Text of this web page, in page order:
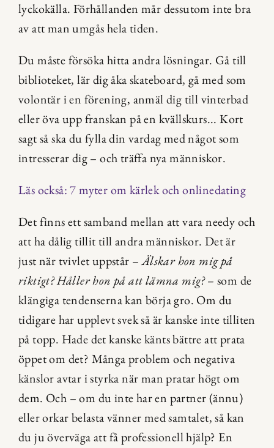
lyckokälla. Förhållanden mår dessutom inte bra
av att man umgås hela tiden.
Du måste försöka hitta andra lösningar. Gå till
biblioteket, lär dig åka skateboard, gå med som
volontär i en förening, anmäl dig till vinterbad
eller öva upp franskan på en kvällskurs... Kort
sagt så ska du fylla din vardag med något som
intresserar dig – och träffa nya människor.
Läs också: 7 myter om kärlek och onlinedating
Det finns ett samband mellan att vara needy och
att ha dålig tillit till andra människor. Det är
just när tvivlet uppstår – Älskar hon mig på
riktigt? Håller hon på att lämna mig? – som de
klängiga tendenserna kan börja gro. Om du
tidigare har upplevt svek så är kanske inte tilliten
på topp. Hade det kanske känts bättre att prata
öppet om det? Många problem och negativa
känslor avtar i styrka när man pratar högt om
dem. Och – om du inte har en partner (ännu)
eller orkar belasta vänner med samtalet, så kan
du ju överväga att få professionell hjälp? En